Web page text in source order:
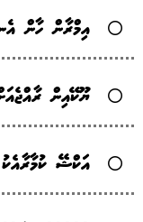
އިމްރާން ހާން
ޔޫކޭއިން
އަކްޝޭ